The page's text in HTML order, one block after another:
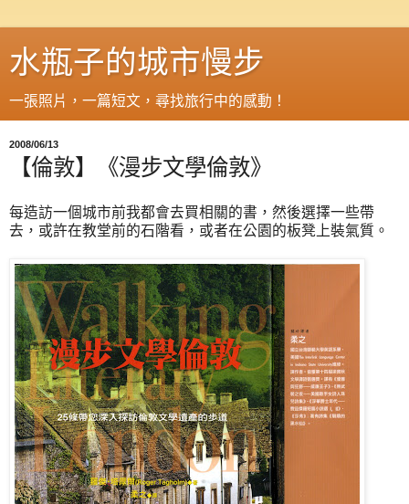
水瓶子的城市慢步
一張照片，一篇短文，尋找旅行中的感動！
2008/06/13
【倫敦】《漫步文學倫敦》
每造訪一個城市前我都會去買相關的書，然後選擇一些帶
去，或許在教堂前的石階看，或者在公園的板凳上裝氣質。